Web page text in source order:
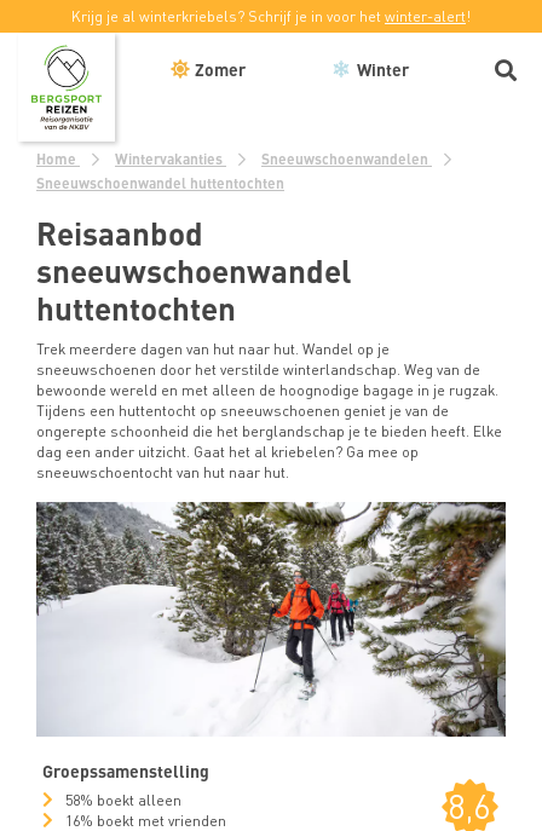
Krijg je al winterkriebels? Schrijf je in voor het winter-alert!
Zomer Winter
Home Wintervakanties
Sneeuwschoenwandelen
Sneeuwschoenwandel huttentochten
Reisaanbod
sneeuwschoenwandel
huttentochten
Trek meerdere dagen van hut naar hut. Wandel op je
sneeuwschoenen door het verstilde winterlandschap. Weg van de
bewoonde wereld en met alleen de hoognodige bagage in je rugzak.
Tijdens een huttentocht op sneeuwschoenen geniet je van de
ongerepte schoonheid die het berglandschap je te bieden heeft. Elke
dag een ander uitzicht. Gaat het al kriebelen? Ga mee op
sneeuwschoentocht van hut naar hut.
Groepssamenstelling
58% boekt alleen
16% boekt met vrienden
8,6